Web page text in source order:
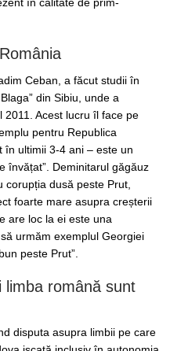
Ceban, a făcut studii în
din Sibiu, unde a
Acest lucru îl face pe
pentru Republica
în ultimii 3-4 ani – este un
învățat”. Deminitarul găgăuz
dusă peste Prut,
foarte mare asupra creșterii
are loc la ei este una
urmăm exemplul Georgiei
peste Prut”.
limba română sunt
disputa asupra limbii pe care